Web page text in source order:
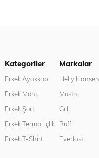
Kategoriler
Erkek Ayakkabı
Erkek Mont
Erkek Şort
Erkek Termal İçlik
Erkek T-Shirt
Markalar
Helly Hansen
Musto
Gill
Buff
Everlast